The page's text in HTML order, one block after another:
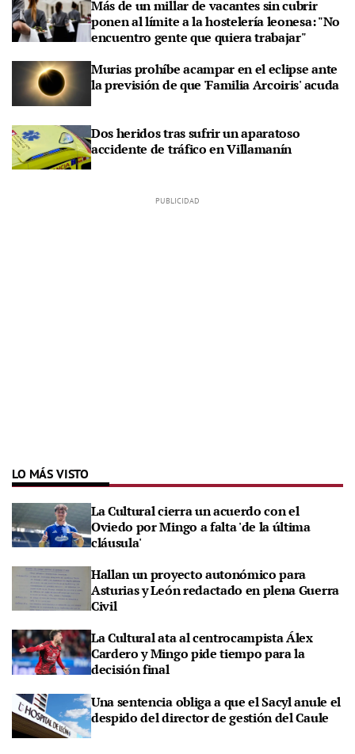
Más de un millar de vacantes sin cubrir
ponen al límite a la hostelería leonesa: "No
encuentro gente que quiera trabajar"
Murias prohíbe acampar en el eclipse ante
la previsión de que 'Familia Arcoiris' acuda
Dos heridos tras sufrir un aparatoso
accidente de tráfico en Villamanín
LO MÁS VISTO
La Cultural cierra un acuerdo con el
Oviedo por Mingo a falta 'de la última
cláusula'
Hallan un proyecto autonómico para
Asturias y León redactado en plena Guerra
Civil
La Cultural ata al centrocampista Álex
Cardero y Mingo pide tiempo para la
decisión final
Una sentencia obliga a que el Sacyl anule el
despido del director de gestión del Caule